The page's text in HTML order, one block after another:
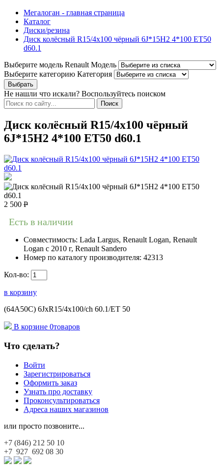
Мегалоган - главная страница
Каталог
Диски/резина
Диск колёсный R15/4x100 чёрный 6J*15H2 4*100 ЕТ50
d60.1
Выберите модель Renault Модель
Выберите категорию Категория
Не нашли что искали? Воспользуйтесь поиском
Диск колёсный R15/4x100 чёрный
6J*15H2 4*100 ЕТ50 d60.1
2 500 Р
Есть в наличии
Совместимость: Lada Largus, Renault Logan, Renault
Logan c 2010 г, Renault Sandero
Номер по каталогу производителя: 42313
Кол-во:
в корзину
(64А50С) 6JxR15/4x100/ch 60.1/ET 50
В корзине 0товаров
Что сделать?
Войти
Зарегистрироваться
Оформить заказ
Узнать про доставку
Проконсультироваться
Адреса наших магазинов
или просто позвоните...
+7 (846) 212 50 10
+7 927 692 08 30